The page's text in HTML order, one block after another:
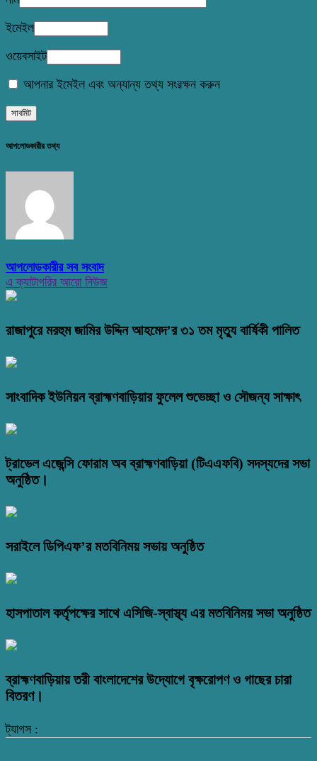
ইমেইল
ওয়েবসাইট
আপনার ইমেইল এবং অন্যান্য তথ্য সংরক্ষন করুন
আপলোডকারীর তথ্য
আপলোডকারীর সব সংবাদ
এ ক্যাটাগরির আরো নিউজ
রাজাপুরে মরহুম জামির উদ্দিন আহমেদ’র ৩১ তম মৃত্যু বার্ষিকী পালিত
সাংবাদিক ইউনিয়ন ব্রাহ্মণবাড়িয়ার ফুলেল শুভেচ্ছা ও সৌজন্য সাক্ষাৎ
ট্রাভেল এজেন্সি ফোরাম অব ব্রাহ্মণবাড়িয়া (টিএএফবি) সদস্যদের সভা
অনুষ্ঠিত।
সরাইলে ডিপিএফ’র মতবিনিময় সভায় অনুষ্ঠিত
হাসপাতাল কর্তৃপক্ষের সাথে এসিজি-স্বাস্থ্য এর মতবিনিময় সভা অনুষ্ঠিত
ব্রাহ্মণবাড়িয়ায় তরী বাংলাদেশের উদ্যোগে বৃক্ষরোপণ ও গাছের চারা
বিতরণ।
ট্যাগস :